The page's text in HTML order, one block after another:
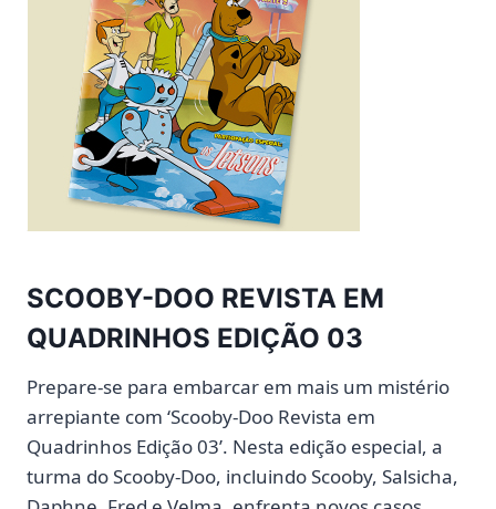
SCOOBY-DOO REVISTA EM
QUADRINHOS EDIÇÃO 03
Prepare-se para embarcar em mais um mistério
arrepiante com ‘Scooby-Doo Revista em
Quadrinhos Edição 03’. Nesta edição especial, a
turma do Scooby-Doo, incluindo Scooby, Salsicha,